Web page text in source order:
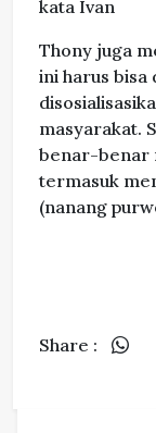
kata Ivan
Thony juga
ini harus bisa
masyarakat.
benar-benar
termasuk
(nanang
Share :